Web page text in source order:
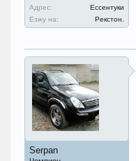
Адрес:
Ессентуки
Езжу на:
Рекстон.
Serpan